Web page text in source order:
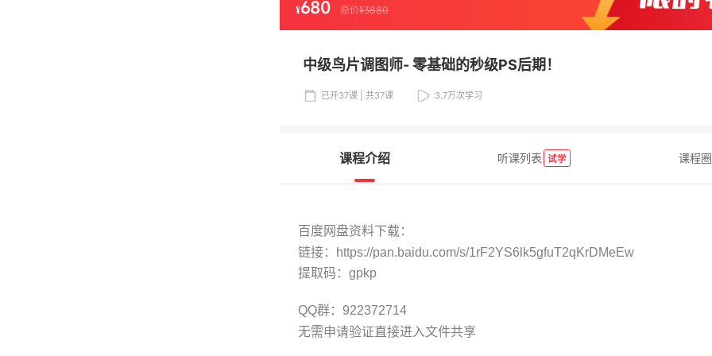
¥680 原价¥3880
中级鸟片调图师- 零基础的秒级PS后期！
已开37课 | 共37课 3.7万次学习
课程介绍 听课列表 试学 课程
百度网盘资料下载：
链接：https://pan.baidu.com/s/1rF2YS6lk5gfuT2qKrDMeEw
提取码：gpkp
QQ群：922372714
无需申请验证直接进入文件共享